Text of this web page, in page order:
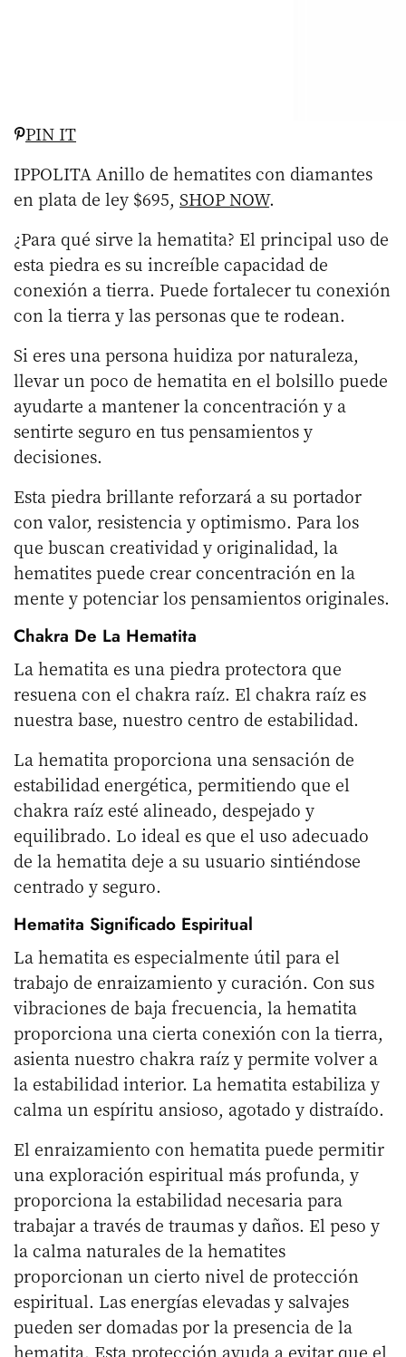
PIN IT
IPPOLITA Anillo de hematites con diamantes
en plata de ley $695,SHOP NOW.
¿Para qué sirve la hematita? El principal uso de
esta piedra es su increíble capacidad de
conexión a tierra. Puede fortalecer tu conexión
con la tierra y las personas que te rodean.
Si eres una persona huidiza por naturaleza,
llevar un poco de hematita en el bolsillo puede
ayudarte a mantener la concentración y a
sentirte seguro en tus pensamientos y
decisiones.
Esta piedra brillante reforzará a su portador
con valor, resistencia y optimismo. Para los
que buscan creatividad y originalidad, la
hematites puede crear concentración en la
mente y potenciar los pensamientos originales.
Chakra De La Hematita
La hematita es una piedra protectora que
resuena con el chakra raíz. El chakra raíz es
nuestra base, nuestro centro de estabilidad.
La hematita proporciona una sensación de
estabilidad energética, permitiendo que el
chakra raíz esté alineado, despejado y
equilibrado. Lo ideal es que el uso adecuado
de la hematita deje a su usuario sintiéndose
centrado y seguro.
Hematita Significado Espiritual
La hematita es especialmente útil para el
trabajo de enraizamiento y curación. Con sus
vibraciones de baja frecuencia, la hematita
proporciona una cierta conexión con la tierra,
asienta nuestro chakra raíz y permite volver a
la estabilidad interior. La hematita estabiliza y
calma un espíritu ansioso, agotado y distraído.
El enraizamiento con hematita puede permitir
una exploración espiritual más profunda, y
proporciona la estabilidad necesaria para
trabajar a través de traumas y daños. El peso y
la calma naturales de la hematites
proporcionan un cierto nivel de protección
espiritual. Las energías elevadas y salvajes
pueden ser domadas por la presencia de la
hematita. Esta protección ayuda a evitar que el